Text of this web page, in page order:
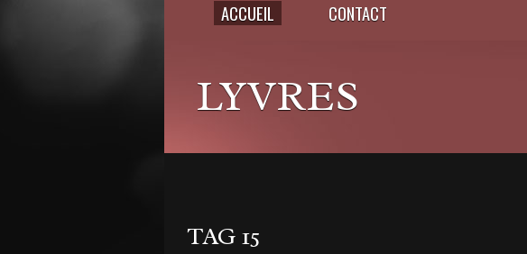
ACCUEIL CONTACT
LYVRES
TAG 15